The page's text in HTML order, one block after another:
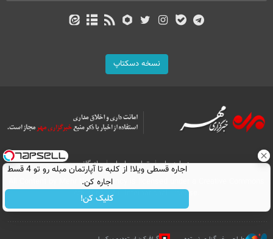
نسخه دسکتاپ
درباره ما تماس با ما
بازرگانی
All Content by Mehr News Agency is licensed under a Creative Commons
Attribution 4.0 International License.
اجاره‌ قسطی ویلا! از کلبه تا آپارتمان مبله رو تو 4 قسط
اجاره کن.
کلیک کن!